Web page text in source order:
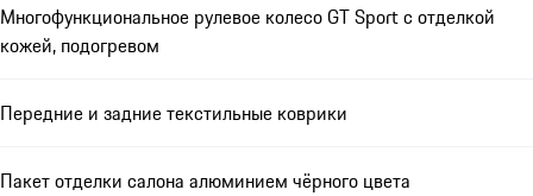
Многофункциональное рулевое колесо GT Sport с отделкой
кожей, подогревом
Передние и задние текстильные коврики
Пакет отделки салона алюминием чёрного цвета